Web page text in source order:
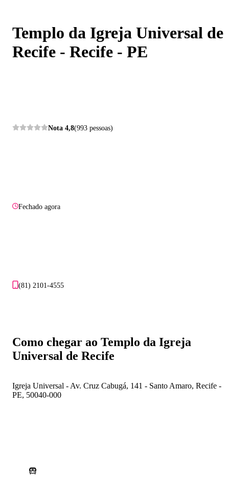
Templo da Igreja Universal de
Recife - Recife - PE
Nota 4,8(993 pessoas)
Fechado agora
(81) 2101-4555
Como chegar ao Templo da Igreja
Universal de Recife
Igreja Universal - Av. Cruz Cabugá, 141 - Santo Amaro, Recife -
PE, 50040-000